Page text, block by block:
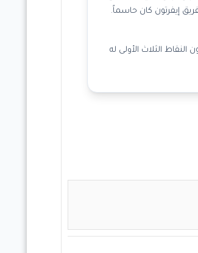
خط الوسط القوي لفريق إيفرتون كان حاسماً.
الثلاث الأولى له